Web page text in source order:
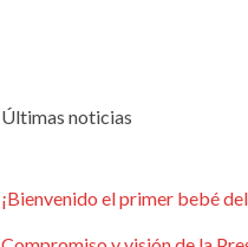
Últimas noticias
¡Bienvenido el primer bebé